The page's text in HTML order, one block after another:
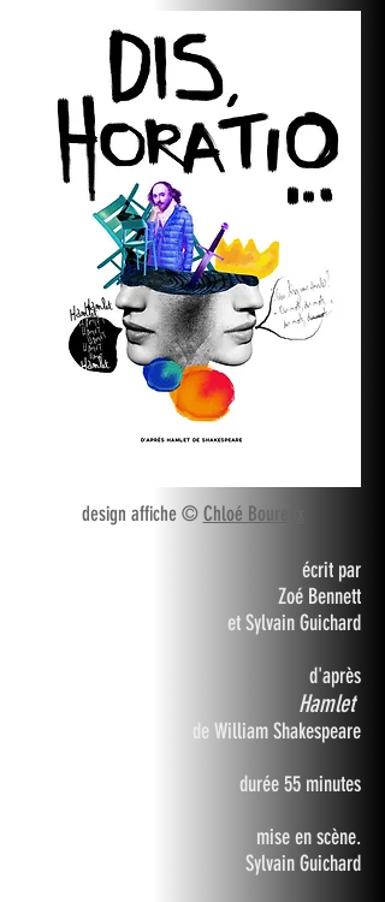
design affiche © Chloé Boureux
écrit par
Zoé Bennett
et Sylvain Guichard
d'après
Hamlet
de William Shakespeare
durée 55 minutes
mise en scène.
Sylvain Guichard